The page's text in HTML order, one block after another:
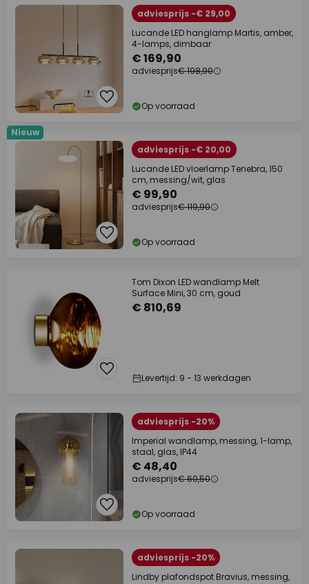
adviesprijs -€ 29,00
Lucande LED hanglamp Martis, amber,
4-lamps, dimbaar
€ 169,90
adviesprijs€ 198,90
Op voorraad
Nieuw
adviesprijs -€ 20,00
Lucande LED vloerlamp Tenebra, 150
cm, messing/wit, glas
€ 99,90
adviesprijs€ 119,90
Op voorraad
Tom Dixon LED wandlamp Melt
Surface Mini, 30 cm, goud
€ 810,69
Levertijd: 9 - 13 werkdagen
adviesprijs -20%
Imperial wandlamp, messing, 1-lamp,
staal, glas, IP44
€ 48,40
adviesprijs€ 60,50
Op voorraad
adviesprijs -20%
Lindby plafondspot Bravius, messing,